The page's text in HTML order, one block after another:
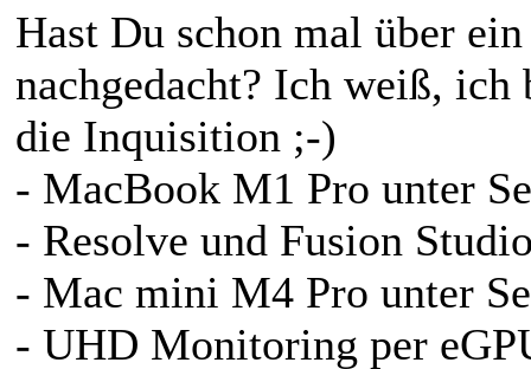
Hast Du schon mal über
nachgedacht? Ich weiß,
die Inquisition ;-)
- MacBook M1 Pro unter
- Resolve und Fusion
- Mac mini M4 Pro unter
- UHD Monitoring per